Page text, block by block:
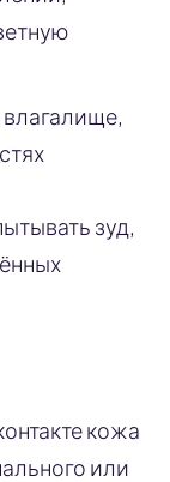
зуд,
кожа
или